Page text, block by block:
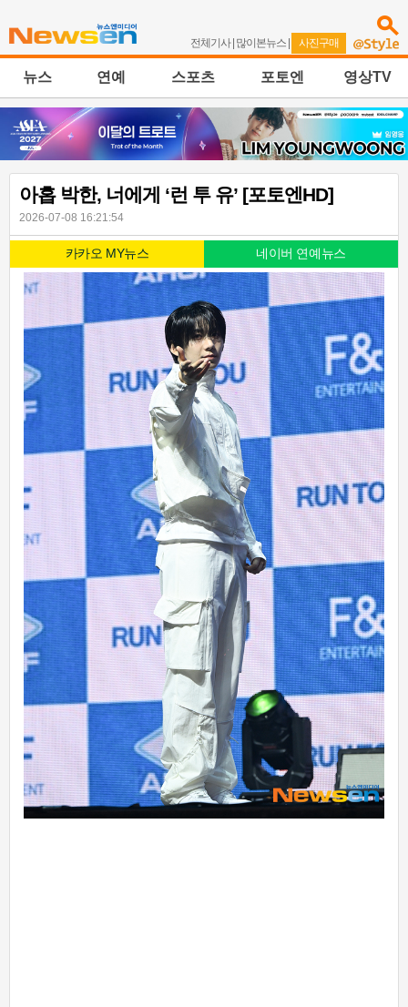
전체기사| 많이본뉴스 | 사진구매
뉴스 연예 스포츠 포토엔 영상TV
아홉 박한, 너에게 ‘런 투 유’ [포토엔HD]
2026-07-08 16:21:54
카카오 MY뉴스 네이버 연예뉴스